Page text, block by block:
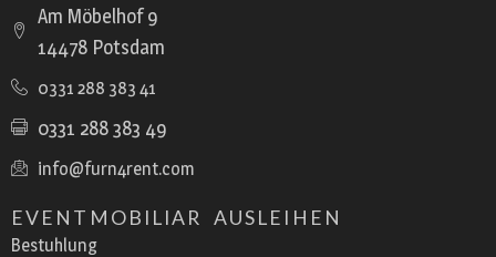
Am Möbelhof 9
14478 Potsdam
0331 288 383 41
0331 288 383 49
info@furn4rent.com
EVENTMOBILIAR AUSLEIHEN
Bestuhlung